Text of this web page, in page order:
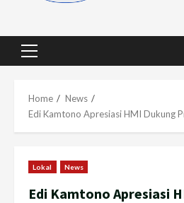
Primary
Home
News
Edi Kamtono Apresiasi HMI Dukung
Lokal News
Edi Kamtono Apresiasi